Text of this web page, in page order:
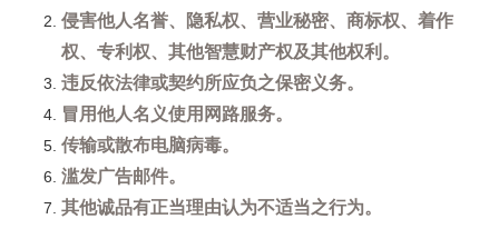
侵害他人名誉、隐私权、营业秘密、商标权、着作
权、专利权、其他智慧财产权及其他权利。
违反依法律或契约所应负之保密义务。
冒用他人名义使用网路服务。
传输或散布电脑病毒。
滥发广告邮件。
其他诚品有正当理由认为不适当之行为。